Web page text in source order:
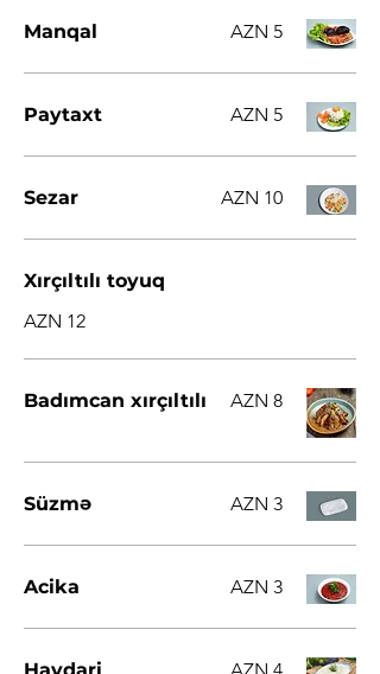
Manqal AZN 5
Paytaxt AZN 5
Sezar AZN 10
Xırçıltılı toyuq
AZN 12
Badımcan xırçıltılı AZN 8
Süzmə AZN 3
Acika AZN 3